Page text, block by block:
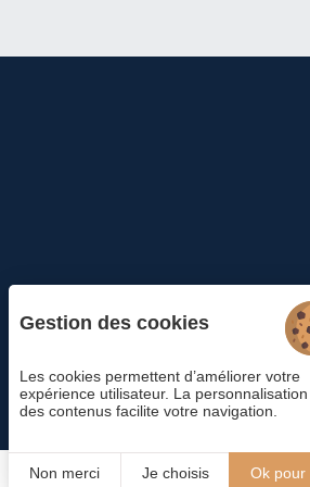
Gestion des cookies
Les cookies permettent d’améliorer votre
expérience utilisateur. La personnalisation
des contenus facilite votre navigation.
Non merci Je choisis Ok pour